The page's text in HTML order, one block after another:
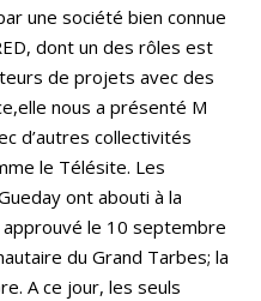
une société bien connue
dont un des rôles est
de projets avec des
nous a présenté M
d’autres collectivités
le Télésite. Les
ont abouti à la
approuvé le 10 septembre
du Grand Tarbes; la
A ce jour, les seuls